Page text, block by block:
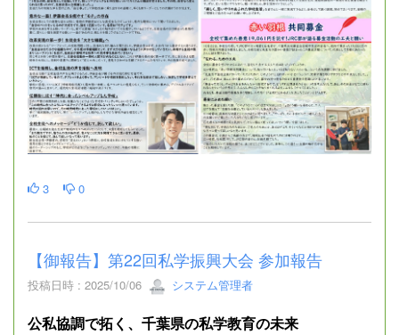
3 0
【御報告】第22回私学振興大会 参加報告
投稿日時 : 2025/10/06 システム管理者
公私協調で拓く、千葉県の私学教育の未来